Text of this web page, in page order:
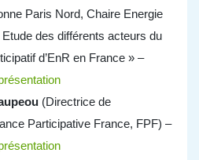
Paris Nord, Chaire Energie
des différents acteurs du
d’EnR en France » –
(Directrice de
Participative France, FPF) –